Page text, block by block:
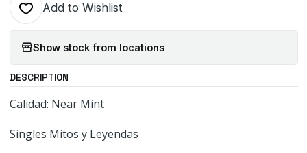
Add to Wishlist
Show stock from locations
DESCRIPTION
Calidad: Near Mint
Singles Mitos y Leyendas